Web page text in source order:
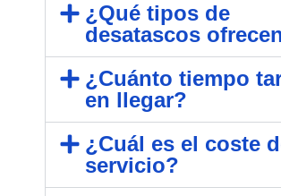
¿Qué tipos de
desatascos
¿Cuánto tiempo
en llegar?
¿Cuál es el coste
servicio?